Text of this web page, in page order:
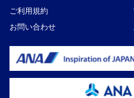
ご利用規約
お問い合わせ